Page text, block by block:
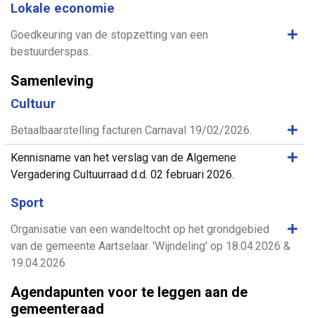
Lokale economie
Goedkeuring van de stopzetting van een
bestuurderspas.
Samenleving
Cultuur
Betaalbaarstelling facturen Carnaval 19/02/2026.
Kennisname van het verslag van de Algemene
Vergadering Cultuurraad d.d. 02 februari 2026.
Sport
Organisatie van een wandeltocht op het grondgebied
van de gemeente Aartselaar. 'Wijndeling' op 18.04.2026 &
19.04.2026
Agendapunten voor te leggen aan de
gemeenteraad